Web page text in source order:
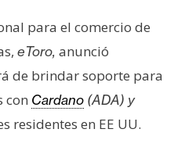
para el comercio de
eToro, anunció
de brindar soporte para
con Cardano (ADA) y
residentes en EE UU.